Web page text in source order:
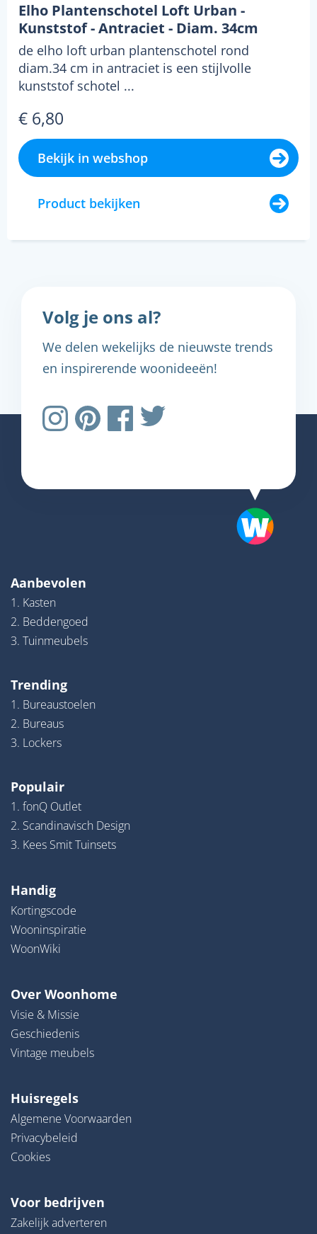
Elho Plantenschotel Loft Urban -
Kunststof - Antraciet - Diam. 34cm
de elho loft urban plantenschotel rond
diam.34 cm in antraciet is een stijlvolle
kunststof schotel ...
€ 6,80
Bekijk in webshop
Product bekijken
Volg je ons al?
We delen wekelijks de nieuwste trends
en inspirerende woonideeën!
Aanbevolen
1. Kasten
2. Beddengoed
3. Tuinmeubels
Trending
1. Bureaustoelen
2. Bureaus
3. Lockers
Populair
1. fonQ Outlet
2. Scandinavisch Design
3. Kees Smit Tuinsets
Handig
Kortingscode
Wooninspiratie
WoonWiki
Over Woonhome
Visie & Missie
Geschiedenis
Vintage meubels
Huisregels
Algemene Voorwaarden
Privacybeleid
Cookies
Voor bedrijven
Zakelijk adverteren